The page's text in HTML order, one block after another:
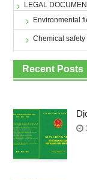
LEGAL
Environmental
Chemical safety
Recent Posts